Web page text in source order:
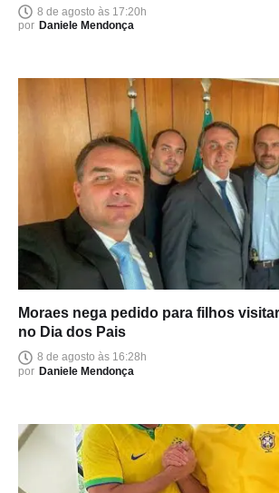
8 de agosto às 17:20h
por Daniele Mendonça
Moraes nega pedido para filhos
no Dia dos Pais
8 de agosto às 16:28h
por Daniele Mendonça